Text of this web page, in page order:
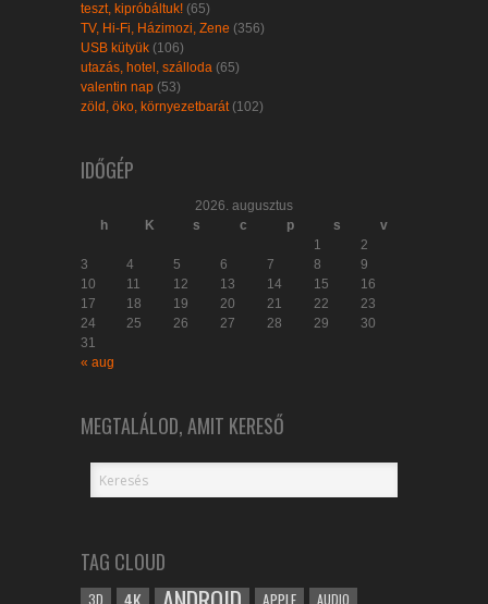
teszt, kipróbáltuk! (65)
TV, Hi-Fi, Házimozi, Zene (356)
USB kütyük (106)
utazás, hotel, szálloda (65)
valentin nap (53)
zöld, öko, környezetbarát(102)
IDŐGÉP
2026. augusztus
h
K s c p s
v
1
2
3
4 5 6 7 8
9
10
11 12 13 14 15
16
17
18 19 20 21 22
23
24
25 26 27 28 29
30
31
« aug
MEGTALÁLOD, AMIT KERESŐ
TAG CLOUD
3D AUDIO